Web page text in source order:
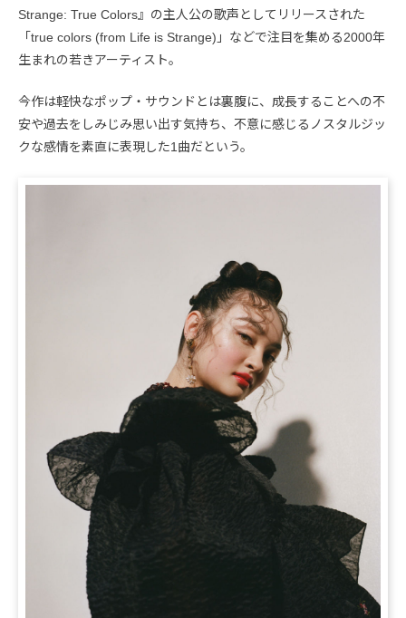
Strange: True Colors』の主人公の歌声としてリリースされた
「true colors (from Life is Strange)」などで注目を集める2000年
生まれの若きアーティスト。
今作は軽快なポップ・サウンドとは裏腹に、成長することへの不
安や過去をしみじみ思い出す気持ち、不意に感じるノスタルジッ
クな感情を素直に表現した1曲だという。